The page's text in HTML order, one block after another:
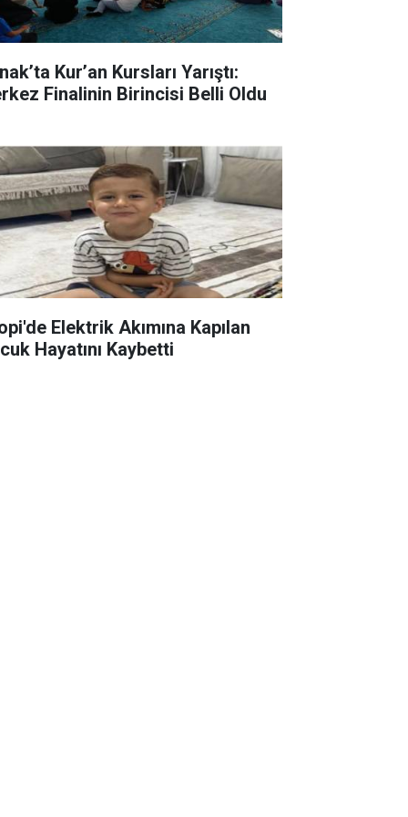
Kur’an Kursları Yarıştı:
Finalinin Birincisi Belli Oldu
Elektrik Akımına Kapılan
Hayatını Kaybetti